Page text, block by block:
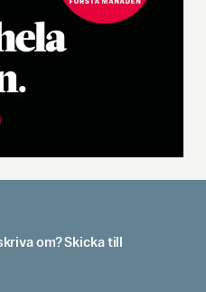
om? Skicka till